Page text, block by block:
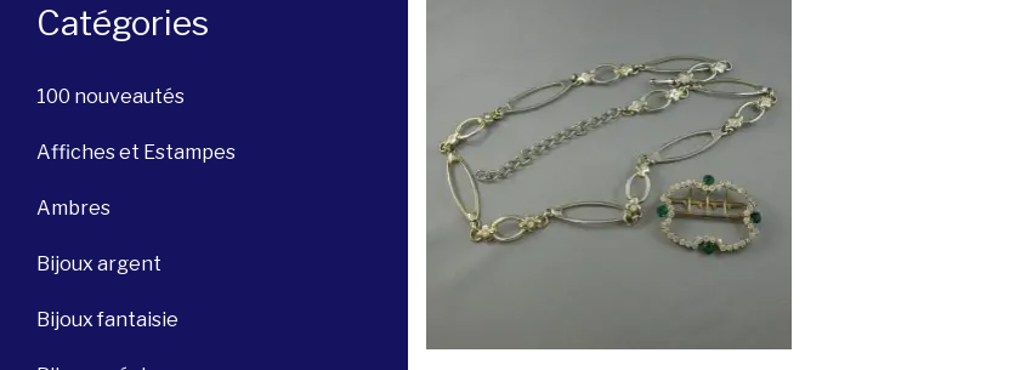
Catégories
100 nouveautés
Affiches et Estampes
Ambres
Bijoux argent
Bijoux fantaisie